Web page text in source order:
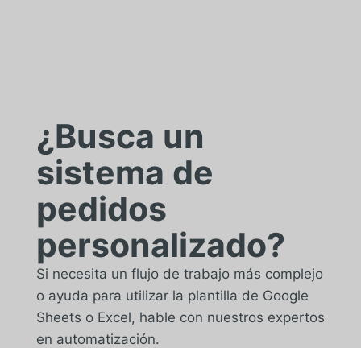
¿Busca un
sistema de
pedidos
personalizado?
Si necesita un flujo de trabajo más complejo
o ayuda para utilizar la plantilla de Google
Sheets o Excel, hable con nuestros expertos
en automatización.